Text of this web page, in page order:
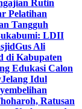
Rutin
Pelatihan
Tangguh
LDII
Gus Ali
di Kabupaten
Edukasi Calon
Jelang Idul
Ratusan